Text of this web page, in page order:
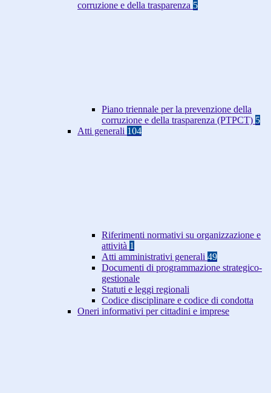
corruzione e della trasparenza 5
Piano triennale per la prevenzione della
corruzione e della trasparenza (PTPCT) 5
Atti generali 104
Riferimenti normativi su organizzazione e
attività 1
Atti amministrativi generali 49
Documenti di programmazione strategico-
gestionale
Statuti e leggi regionali
Codice disciplinare e codice di condotta
Oneri informativi per cittadini e imprese